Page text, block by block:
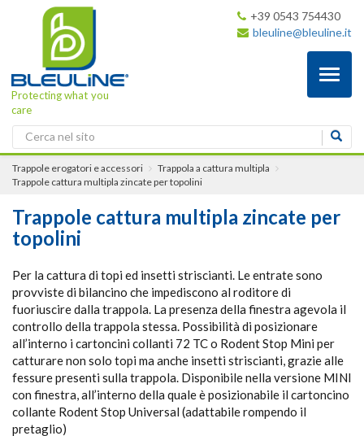
Protecting what you
care
+39 0543 754430
bleuline@bleuline.it
Trappole erogatori e accessori
Trappola a cattura multipla
Trappole cattura multipla zincate per topolini
Trappole cattura multipla zincate per
topolini
Per la cattura di topi ed insetti striscianti. Le entrate sono
provviste di bilancino che impediscono al roditore di
fuoriuscire dalla trappola. La presenza della finestra agevola il
controllo della trappola stessa. Possibilità di posizionare
all’interno i cartoncini collanti 72 TC o Rodent Stop Mini per
catturare non solo topi ma anche insetti striscianti, grazie alle
fessure presenti sulla trappola. Disponibile nella versione MINI
con finestra, all’interno della quale è posizionabile il cartoncino
collante Rodent Stop Universal (adattabile rompendo il
pretaglio)